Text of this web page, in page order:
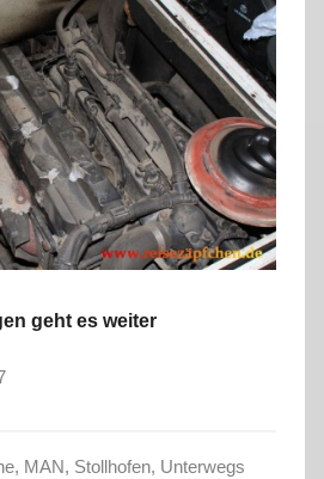
geht es weiter
, MAN, Stollhofen, Unterwegs